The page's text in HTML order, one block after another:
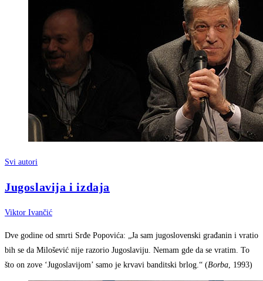
Svi autori
Jugoslavija i izdaja
Viktor Ivančić
Dve godine od smrti Srđe Popovića: „Ja sam jugoslovenski građanin i vratio
bih se da Milošević nije razorio Jugoslaviju. Nemam gde da se vratim. To
što on zove ‘Jugoslavijom’ samo je krvavi banditski brlog.“ (Borba, 1993)